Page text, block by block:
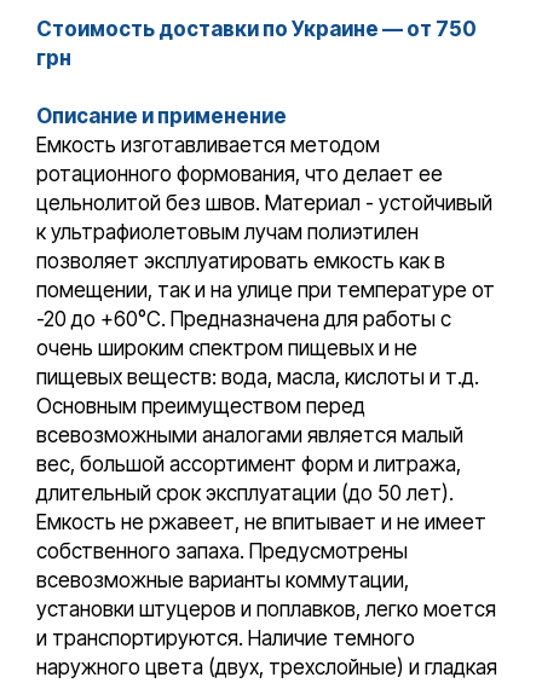
Стоимость доставки по Украине — от 750
грн
Описание и применение
Емкость изготавливается методом
ротационного формования, что делает ее
цельнолитой без швов. Материал - устойчивый
к ультрафиолетовым лучам полиэтилен
позволяет эксплуатировать емкость как в
помещении, так и на улице при температуре от
-20 до +60°С. Предназначена для работы с
очень широким спектром пищевых и не
пищевых веществ: вода, масла, кислоты и т.д.
Основным преимуществом перед
всевозможными аналогами является малый
вес, большой ассортимент форм и литража,
длительный срок эксплуатации (до 50 лет).
Емкость не ржавеет, не впитывает и не имеет
собственного запаха. Предусмотрены
всевозможные варианты коммутации,
установки штуцеров и поплавков, легко моется
и транспортируются. Наличие темного
наружного цвета (двух, трехслойные) и гладкая